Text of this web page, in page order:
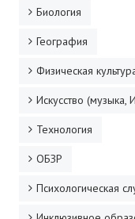
Биология
География
Физическая
Искусство
Технология
ОБЗР
Психологическая